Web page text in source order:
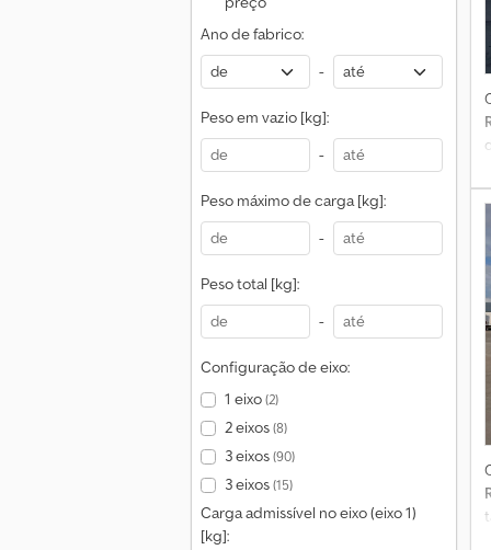
Ano de fabrico:
-
Peso em vazio [kg]:
-
Peso máximo de carga [kg]:
-
Peso total [kg]:
-
Configuração de eixo:
1 eixo(2)
2 eixos(8)
3 eixos(90)
3 eixos(15)
Carga admissível no eixo (eixo 1)
[kg]: